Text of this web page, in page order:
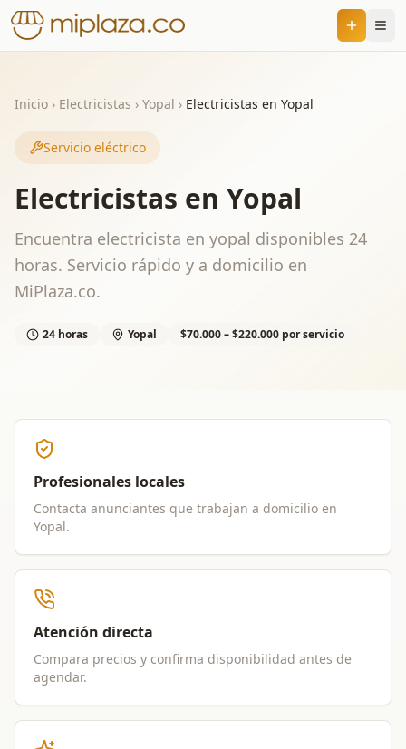
Inicio › Electricistas › Yopal › Electricistas en Yopal
Servicio eléctrico
Electricistas en Yopal
Encuentra electricista en yopal disponibles 24
horas. Servicio rápido y a domicilio en
MiPlaza.co.
24 horas Yopal $70.000 – $220.000 por servicio
Profesionales locales
Contacta anunciantes que trabajan a domicilio en
Yopal.
Atención directa
Compara precios y confirma disponibilidad antes de
agendar.